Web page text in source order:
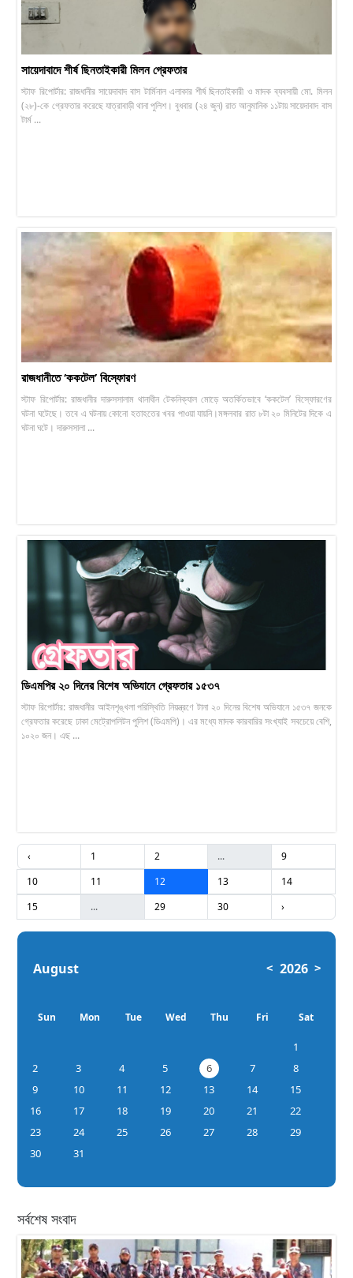
সায়েদাবাদে শীর্ষ ছিনতাইকারী মিলন গ্রেফতার
স্টাফ রিপোর্টার: রাজধানীর সায়েদাবাদ বাস টার্মিনাল এলাকার শীর্ষ ছিনতাইকারী ও মাদক ব্যবসায়ী মো. মিলন
(২৮)-কে গ্রেফতার করেছে যাত্রাবাড়ী থানা পুলিশ। বুধবার (২৪ জুন) রাত আনুমানিক ১১টায় সায়েদাবাদ বাস
টার্ম ...
রাজধানীতে ‘ককটেল’ বিস্ফোরণ
স্টাফ রিপোর্টার: রাজধানীর দারুসসালাম থানাধীন টেকনিক্যাল মোড়ে অতর্কিতভাবে ‘ককটেল’ বিস্ফোরণের
ঘটনা ঘটেছে। তবে এ ঘটনায় কোনো হতাহতের খবর পাওয়া যায়নি।মঙ্গলবার রাত ৮টা ২০ মিনিটের দিকে এ
ঘটনা ঘটে। দারুসসালা ...
ডিএমপির ২০ দিনের বিশেষ অভিযানে গ্রেফতার ১৫৩৭
স্টাফ রিপোর্টার: রাজধানীর আইনশৃঙ্খলা পরিস্থিতি নিয়ন্ত্রণে টানা ২০ দিনের বিশেষ অভিযানে ১৫৩৭ জনকে
গ্রেফতার করেছে ঢাকা মেট্রোপলিটন পুলিশ (ডিএমপি)। এর মধ্যে মাদক কারবারির সংখ্যাই সবচেয়ে বেশি,
১০২০ জন। এছ ...
‹ 1 2 ...
9
10
11 12 13
14
15
... 29 30 ›
August < 2026 >
Sun Mon Tue Wed Thu Fri Sat
1
2
3 4 5 6 7
8
9
10 11 12 13 14
15
16
17 18 19 20 21
22
23
24 25 26 27 28
29
30
31
সর্বশেষ সংবাদ